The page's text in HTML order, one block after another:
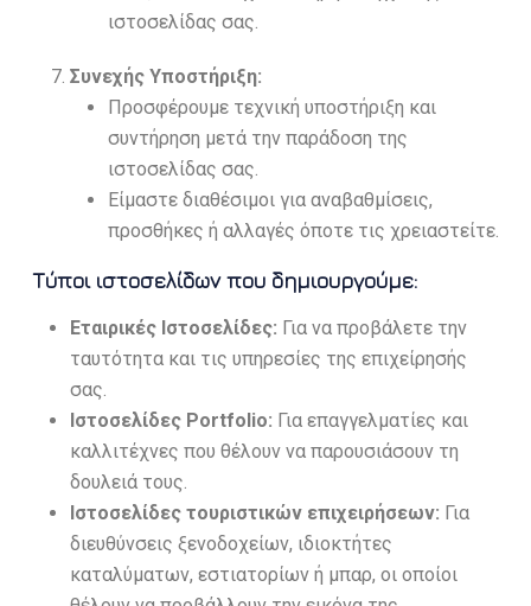
ιστοσελίδας σας.
Συνεχής Υποστήριξη:
Προσφέρουμε τεχνική υποστήριξη και
συντήρηση μετά την παράδοση της
ιστοσελίδας σας.
Είμαστε διαθέσιμοι για αναβαθμίσεις,
προσθήκες ή αλλαγές όποτε τις χρειαστείτε.
Τύποι ιστοσελίδων που δημιουργούμε:
Εταιρικές Ιστοσελίδες: Για να προβάλετε την
ταυτότητα και τις υπηρεσίες της επιχείρησής
σας.
Ιστοσελίδες Portfolio: Για επαγγελματίες και
καλλιτέχνες που θέλουν να παρουσιάσουν τη
δουλειά τους.
Ιστοσελίδες τουριστικών επιχειρήσεων: Για
διευθύνσεις ξενοδοχείων, ιδιοκτήτες
καταλύματων, εστιατορίων ή μπαρ, οι οποίοι